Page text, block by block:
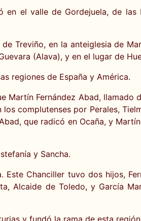
el valle de Gordejuela, de las
Treviño, en la anteiglesia de
(Alava), y en el lugar de
regiones de España y América.
Fernández Abad, llamado
complutenses por Perales,
que radicó en Ocaña, y
y Sancha.
Chanciller tuvo dos hijos,
Alcaide de Toledo, y García
y fundó la rama de esta